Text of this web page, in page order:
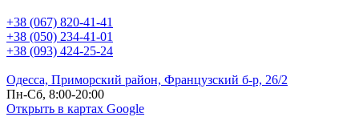
+38 (067) 820-41-41
+38 (050) 234-41-01
+38 (093) 424-25-24
Одесса, Приморский район, Французский б-р, 26/2
Пн-Сб, 8:00-20:00
Открыть в картах Google